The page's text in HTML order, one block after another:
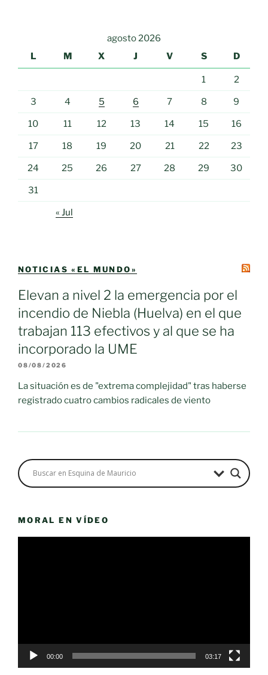
agosto 2026
L
M X J V S D
1 2
3 4 5 6 7 8 9
10 11 12 13 14 15 16
17 18 19 20 21 22 23
24 25 26 27 28 29 30
31
« Jul
NOTICIAS «EL MUNDO»
Elevan a nivel 2 la emergencia por el
incendio de Niebla (Huelva) en el que
trabajan 113 efectivos y al que se ha
incorporado la UME
08/08/2026
La situación es de "extrema complejidad" tras haberse
registrado cuatro cambios radicales de viento
MORAL EN VÍDEO
00:00 03:17